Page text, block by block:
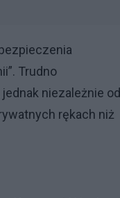
Trudno
niezależnie od
rękach niż